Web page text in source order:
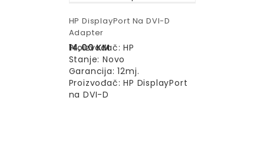
HP DisplayPort Na DVI-D
Adapter
14,00KM
Proizvođač: HP
Stanje: Novo
Garancija: 12mj.
Proizvođač: HP DisplayPort
na DVI-D